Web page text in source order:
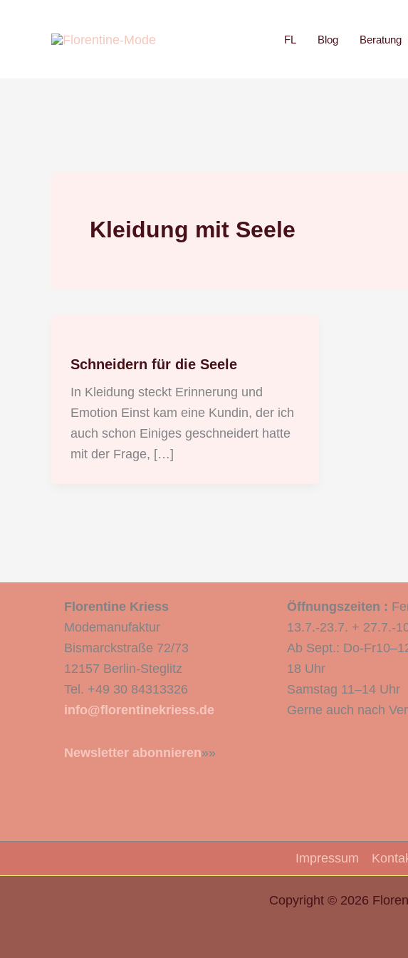
FL Blog Beratung
Kleidung mit Seele
Schneidern für die Seele
In Kleidung steckt Erinnerung und
Emotion Einst kam eine Kundin, der ich
auch schon Einiges geschneidert hatte
mit der Frage, […]
Florentine Kriess
Modemanufaktur
Bismarckstraße 72/73
12157 Berlin-Steglitz
Tel. +49 30 84313326
info@florentinekriess.de
Newsletter abonnieren»»
Öffnungszeiten :
13.7.-23.7. + 27.7.-
Ab Sept.: Do-
18 Uhr
Samstag 11–14 Uhr
Gerne auch nach
Impressum
Copyright © 2026